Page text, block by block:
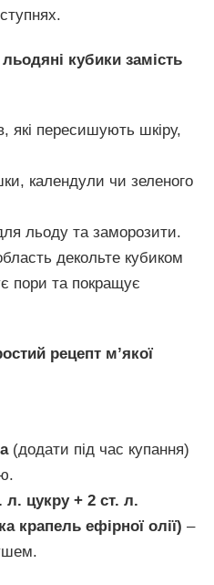
льодяні кубики замість
які пересишують шкіру,
календули чи зеленого
льоду та заморозити.
декольте кубиком
пори та покращує
рецепт м’якої
(додати під час купання)
л. цукру + 2 ст. л.
крапель ефірної олії) –